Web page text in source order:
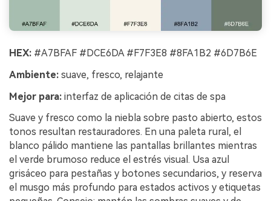
HEX: #A7BFAF #DCE6DA #F7F3E8 #8FA1B2 #6D7B6E
Ambiente: suave, fresco, relajante
Mejor para: interfaz de aplicación de citas de spa
Suave y fresco como la niebla sobre pasto abierto, estos
tonos resultan restauradores. En una paleta rural, el
blanco pálido mantiene las pantallas brillantes mientras
el verde brumoso reduce el estrés visual. Usa azul
grisáceo para pestañas y botones secundarios, y reserva
el musgo más profundo para estados activos y etiquetas